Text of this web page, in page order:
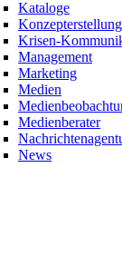
Kataloge
Konzepterstellung
Krisen-
Management
Marketing
Medien
Medienberater
News